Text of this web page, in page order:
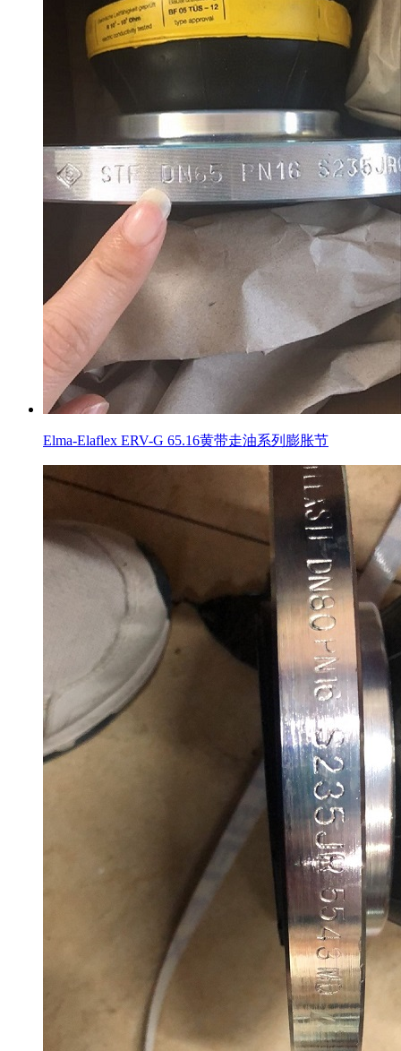
Elma-Elaflex ERV-G 65.16黄带走油系列膨胀节